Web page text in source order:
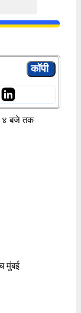
४ बजे तक
मुंबई